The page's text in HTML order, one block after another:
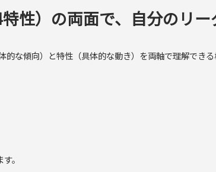
性）の両面で、自分のリー
傾向）と特性（具体的な動き）を両軸で理解できる
。